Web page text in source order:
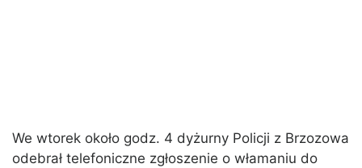
We wtorek około godz. 4 dyżurny Policji z Brzozowa
odebrał telefoniczne zgłoszenie o włamaniu do